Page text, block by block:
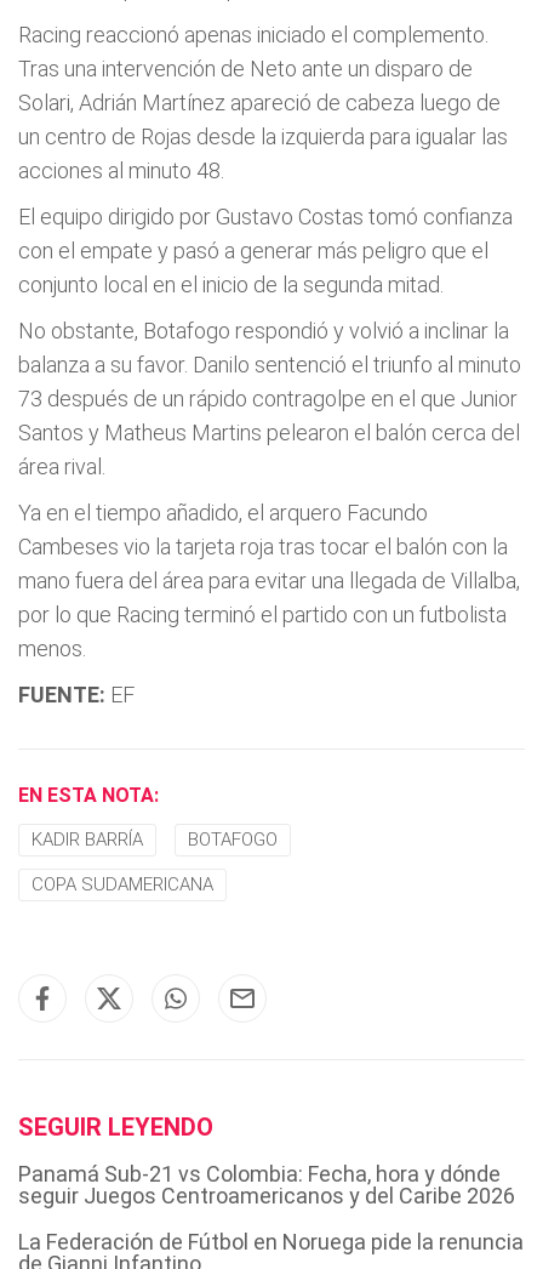
Racing reaccionó apenas iniciado el complemento.
Tras una intervención de Neto ante un disparo de
Solari, Adrián Martínez apareció de cabeza luego de
un centro de Rojas desde la izquierda para igualar las
acciones al minuto 48.
El equipo dirigido por Gustavo Costas tomó confianza
con el empate y pasó a generar más peligro que el
conjunto local en el inicio de la segunda mitad.
No obstante, Botafogo respondió y volvió a inclinar la
balanza a su favor. Danilo sentenció el triunfo al minuto
73 después de un rápido contragolpe en el que Junior
Santos y Matheus Martins pelearon el balón cerca del
área rival.
Ya en el tiempo añadido, el arquero Facundo
Cambeses vio la tarjeta roja tras tocar el balón con la
mano fuera del área para evitar una llegada de Villalba,
por lo que Racing terminó el partido con un futbolista
menos.
FUENTE: EF
EN ESTA NOTA:
KADIR BARRÍA BOTAFOGO
COPA SUDAMERICANA
SEGUIR LEYENDO
Panamá Sub-21 vs Colombia: Fecha, hora y dónde
seguir Juegos Centroamericanos y del Caribe 2026
La Federación de Fútbol en Noruega pide la renuncia
de Gianni Infantino